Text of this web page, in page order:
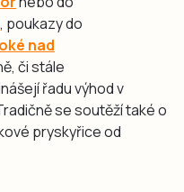
, poukazy do
nad
či stále
řadu výhod v
se soutěží také o
pryskyřice od